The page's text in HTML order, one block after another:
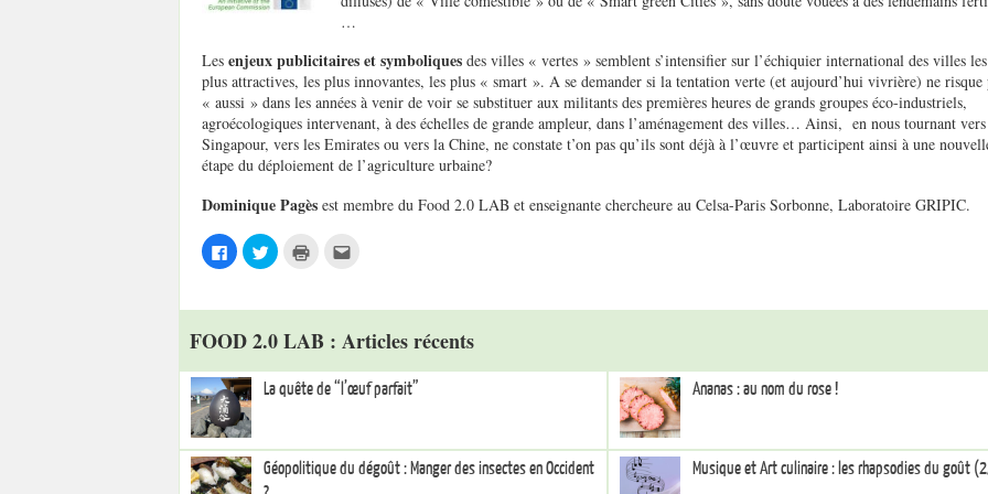
…
Les enjeux publicitaires et symboliques des villes « vertes » semblent s’intensifier sur l’échiquier international des villes les
plus attractives, les plus innovantes, les plus « smart ». A se demander si la tentation verte (et aujourd’hui vivrière) ne risque
« aussi » dans les années à venir de voir se substituer aux militants des premières heures de grands groupes éco-industriels,
agroécologiques intervenant, à des échelles de grande ampleur, dans l’aménagement des villes… Ainsi, en nous tournant vers
Singapour, vers les Emirates ou vers la Chine, ne constate t’on pas qu’ils sont déjà à l’œuvre et participent ainsi à une
étape du déploiement de l’agriculture urbaine?
Dominique Pagès est membre du Food 2.0 LAB et enseignante chercheure au Celsa-Paris Sorbonne, Laboratoire GRIPIC.
C
l
e
p
o
r
p
a
r
t
a
g
e
r
C
l
e
p
o
p
a
g
e
e
p
o
i
i
m
e
e
p
o
e
y
r
FOOD 2.0 LAB : Articles récents
La quête de “l’œuf parfait” Ananas : au nom du rose !
Géopolitique du dégoût : Manger des insectes en Occident
Musique et Art culinaire : les rhapsodies du goût